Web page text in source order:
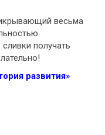
весьма
получать
развития»